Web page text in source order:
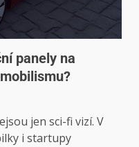
panely na
jen sci-fi vizí. V
i startupy